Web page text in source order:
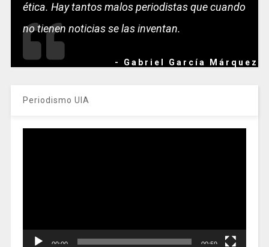
ética. Hay tantos malos periodistas que cuando
no tienen noticias se las inventan.
- Gabriel García Márquez
Periodismo UIA
00:00 00:59